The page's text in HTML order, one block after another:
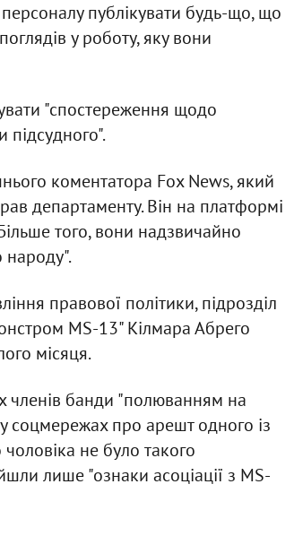
публікувати будь-що, що
у роботу, яку вони
"спостереження щодо
коментатора Fox News, який
департаменту. Він на платформі
того, вони надзвичайно
народу".
правової політики, підрозділ
MS-13" Кілмара Абрего
місяця.
членів банди "полюванням на
соцмережах про арешт одного із
не було такого
лише "ознаки асоціації з MS-